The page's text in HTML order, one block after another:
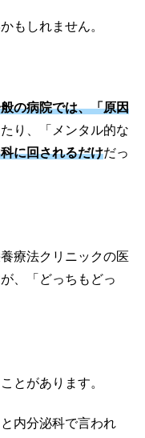
もしれません。
の病院では、「原因
り、「メンタル的な
に回されるだけだっ
療法クリニックの医
、「どっちもどっ
とがあります。
内分泌科で言われ